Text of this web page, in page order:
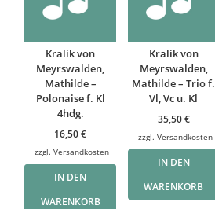
Kralik von
Meyrswalden,
Mathilde –
Polonaise f. Kl
4hdg.
16,50€
zzgl.Versandkosten
IN DEN
WARENKORB
Kralik von
Meyrswalden,
Mathilde – Trio f.
Vl, Vc u. Kl
35,50€
zzgl. Versandkosten
IN DEN
WARENKORB